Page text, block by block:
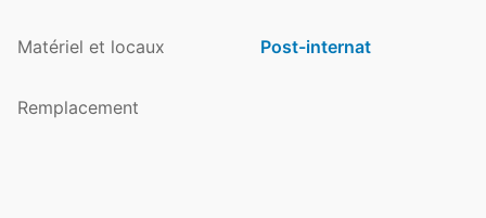
Matériel et locaux Post-internat
Remplacement